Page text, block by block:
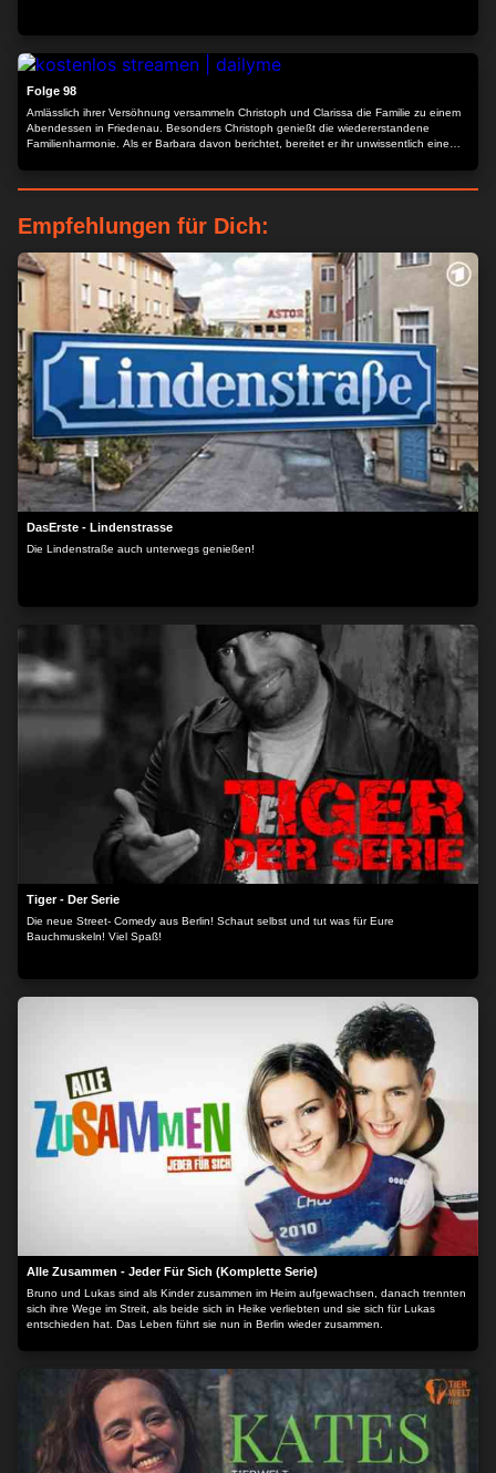
Folge 98
Amlässlich ihrer Versöhnung versammeln Christoph und Clarissa die Familie zu einem
Abendessen in Friedenau. Besonders Christoph genießt die wiedererstandene
Familienharmonie. Als er Barbara davon berichtet, bereitet er ihr unwissentlich eine
Empfehlungen für Dich:
DasErste - Lindenstrasse
Die Lindenstraße auch unterwegs genießen!
Tiger - Der Serie
Die neue Street- Comedy aus Berlin! Schaut selbst und tut was für Eure
Bauchmuskeln! Viel Spaß!
Alle Zusammen - Jeder Für Sich (Komplette Serie)
Bruno und Lukas sind als Kinder zusammen im Heim aufgewachsen, danach trennten
sich ihre Wege im Streit, als beide sich in Heike verliebten und sie sich für Lukas
entschieden hat. Das Leben führt sie nun in Berlin wieder zusammen.